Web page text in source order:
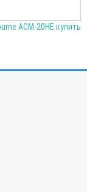
ACM-20HE купить